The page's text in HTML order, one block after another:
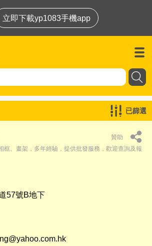
立即下載yp1083手機app
已篩選
贊助
框、畫架，多年經驗，提供批發服務，歡迎查詢及報
57號B地下